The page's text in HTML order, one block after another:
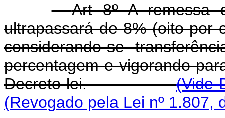
Art 8º A remessa
ultrapassará de 8% (oito por
considerando-se
percentagem e vigorando
Decreto-lei.(Vide
(Revogado pela Lei nº 1.807,